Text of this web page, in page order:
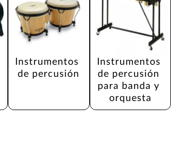
Instrumentos
de percusión
Instrumentos
de percusión
para banda y
orquesta